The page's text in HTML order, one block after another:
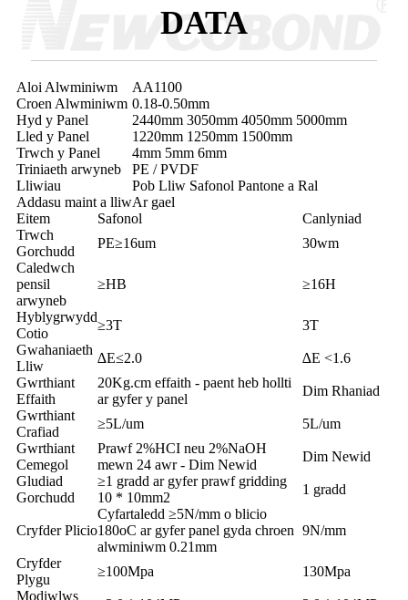
DATA
Aloi Alwminiwm
AA1100
Croen Alwminiwm 0.18-0.50mm
Hyd y Panel
2440mm 3050mm 4050mm 5000mm
Lled y Panel
1220mm 1250mm 1500mm
Trwch y Panel
4mm 5mm 6mm
Triniaeth arwyneb
PE / PVDF
Lliwiau
Pob Lliw Safonol Pantone a Ral
Addasu maint a lliwAr gael
Eitem
Safonol
Canlyniad
Trwch
Gorchudd
PE≥16um
30wm
Caledwch
pensil
arwyneb
≥HB ≥16H
Hyblygrwydd
Cotio
≥3T
3T
Gwahaniaeth
Lliw
∆E≤2.0
∆E <1.6
Gwrthiant
Effaith
20Kg.cm effaith - paent heb hollti
ar gyfer y panel
Dim Rhaniad
Gwrthiant
Crafiad
≥5L/um
5L/um
Gwrthiant
Cemegol
Prawf 2%HCI neu 2%NaOH
mewn 24 awr - Dim Newid
Dim Newid
Gludiad
Gorchudd
≥1 gradd ar gyfer prawf gridding
10 * 10mm2
1 gradd
Cryfder Plicio
Cyfartaledd ≥5N/mm o blicio
180oC ar gyfer panel gyda chroen
alwminiwm 0.21mm
9N/mm
Cryfder
Plygu
≥100Mpa
130Mpa
Modiwlws